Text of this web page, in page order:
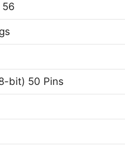
56
bit) 50 Pins